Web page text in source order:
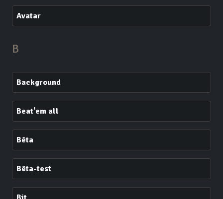
Avatar
B
Background
Beat'em all
Bêta
Bêta-test